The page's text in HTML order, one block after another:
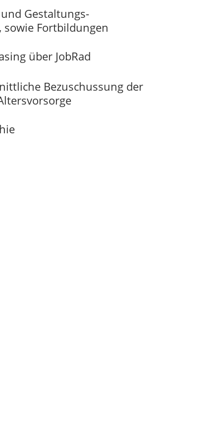
Gestaltungs­
sowie Fortbildungen
über JobRad
Bezuschussung der